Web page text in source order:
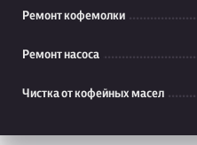
Ремонт кофемолки
Ремонт насоса
Чистка от кофейных масел